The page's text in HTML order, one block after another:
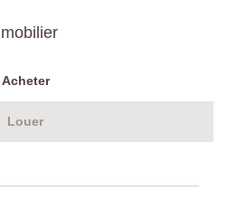
Acheter
Louer